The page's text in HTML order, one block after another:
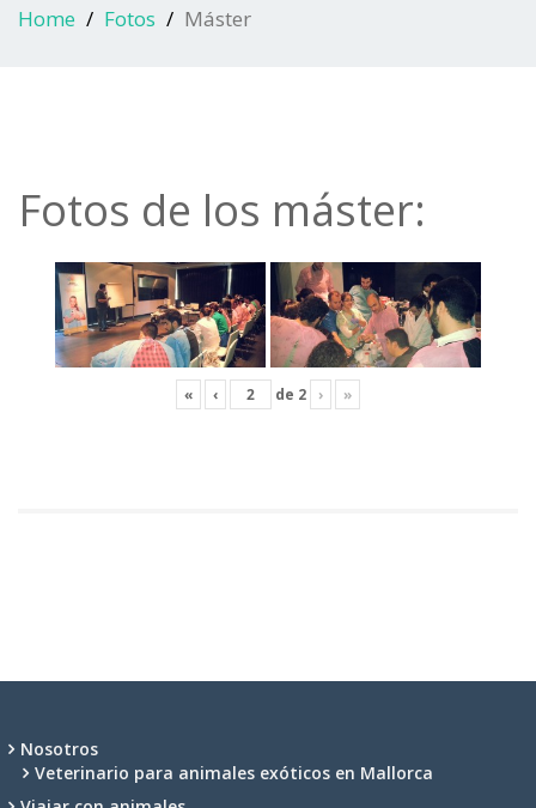
Home Fotos Máster
Fotos de los máster:
« ‹ de 2 › »
Nosotros
Veterinario para animales exóticos en Mallorca